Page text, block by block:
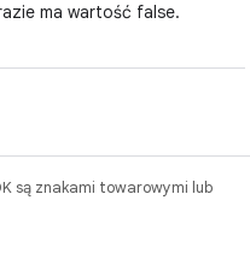
ma wartość false.
są znakami towarowymi lub